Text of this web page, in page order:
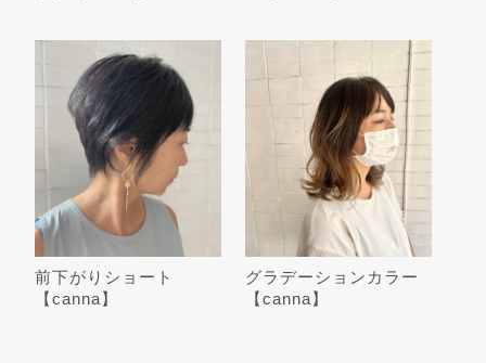
前下がりショート︎
【canna】
グラデーションカラー
【canna】